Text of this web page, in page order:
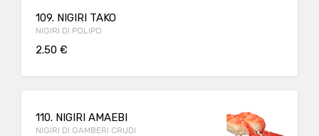
109. NIGIRI TAKO
NIGIRI DI POLIPO
2.50 €
110. NIGIRI AMAEBI
NIGIRI DI GAMBERI CRUDI